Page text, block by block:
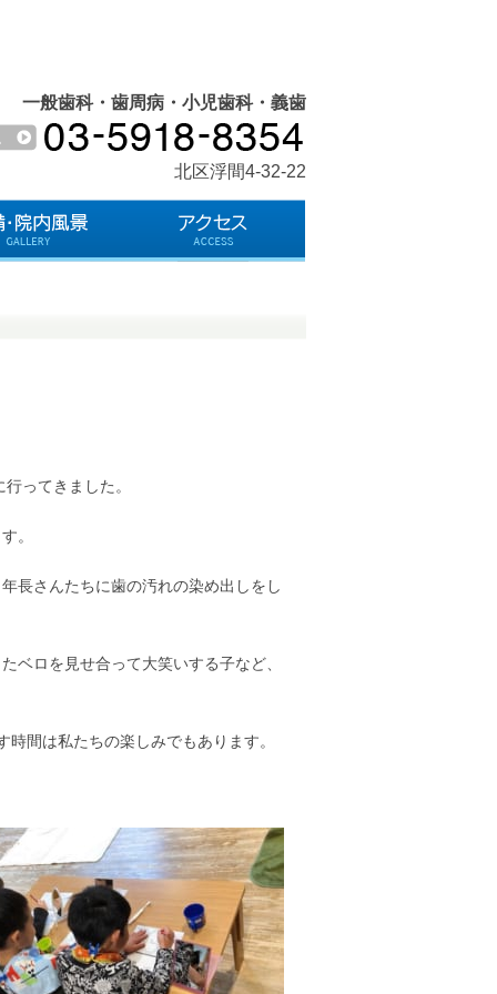
一般歯科・歯周病・小児歯科・義歯
北区浮間4-32-22
ってきました。
。
長さんたちに歯の汚れの染め出しをし
ベロを見せ合って大笑いする子など、
間は私たちの楽しみでもあります。